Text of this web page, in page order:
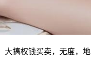
权钱买卖，无度，地